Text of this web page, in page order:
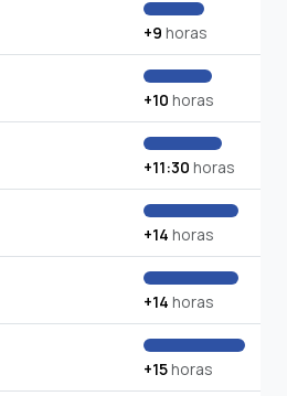
+9 horas
+10 horas
+11:30 horas
+14 horas
+14 horas
+15horas